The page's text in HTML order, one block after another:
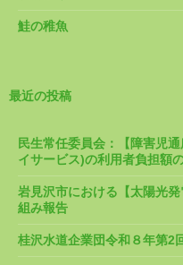
鮭の稚魚
最近の投稿
民生常任委員会：【障害児
イサービス)の利用者負担額
岩見沢市における【太陽光
組み報告
桂沢水道企業団令和８年第2